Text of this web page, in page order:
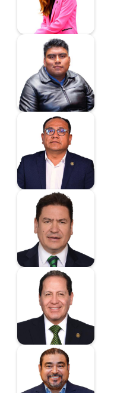
Jonathan Puertos
Chimalhua
Diputado
Alatriste Cantú
Adolfo
Diputado
Astudillo Suárez
Ricardo
Diputado
Ávila Villegas Eruviel
Diputado
Avilés Álvarez
Alejandro
Diputado